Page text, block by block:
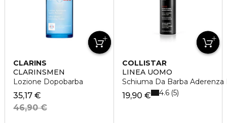
CLARINS
CLARINSMEN
Lozione Dopobarba
35,17 €
46,90 €
COLLISTAR
LINEA UOMO
Schiuma Da Barba
19,90 € 4.6 5